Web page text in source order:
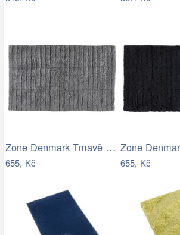
Zone Denmark Tmavě šedá bavlněná…
655,-Kč 655,-Kč